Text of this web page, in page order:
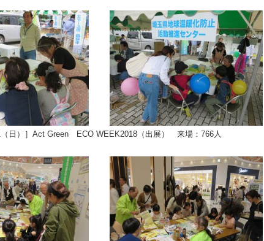
（日）］Act Green ECO WEEK2018（出展） 来場：766人